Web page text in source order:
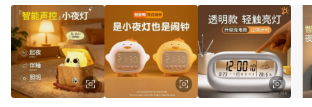
回饋。 5. 點數回饋會扣除所有折扣優惠後之最終發票金額計算，
實際回饋請依LINE購物通知為主。 6. 訂單如有使用東森購物
ETMall站內之折扣優惠(包含但不限於東森幣、樂透金、東森現金
券等)，不具點數回饋資格。詳細請依東森購物ETMall之結帳頁面
顯示為準。 7. LINE購物設有「單一商品最高回饋點數」機制(特
殊活動時開放「回饋無上限」)，以同一訂單中同一商品不論件數
計算，並依訂單成立時間當下LINE購物所設定的回饋機制為準。